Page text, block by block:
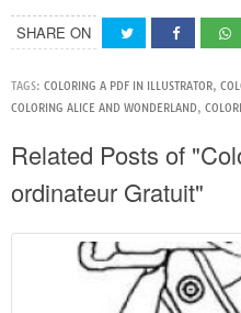
SHARE ON
TAGS: COLORING A PDF IN ILLUSTRATOR,
COLORING ALICE AND WONDERLAND,
Related Posts of
ordinateur Gratuit"